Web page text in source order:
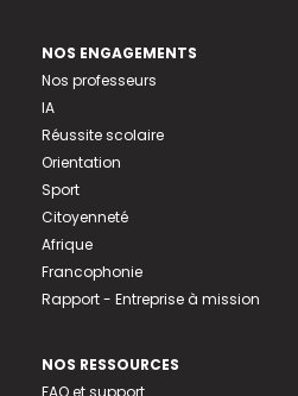
NOS ENGAGEMENTS
Nos professeurs
IA
Réussite scolaire
Orientation
Sport
Citoyenneté
Afrique
Francophonie
Rapport - Entreprise à mission
NOS RESSOURCES
FAQ et support